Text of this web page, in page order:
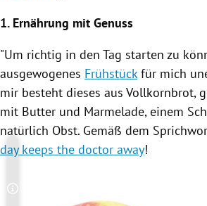
1. Ernährung mit Genuss
"Um richtig in den Tag starten zu
ausgewogenes Frühstückfür mich
mir besteht dieses aus Vollkornbrot,
mit Butter und Marmelade, einem
natürlich Obst. Gemäß dem
day keeps the doctor away!
Copyright-Hinweis öffnen/schließen